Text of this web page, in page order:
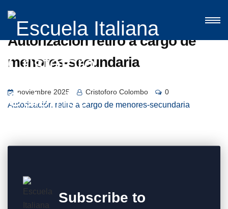
Autorización retiro a cargo de
menores-secundaria
noviembre 2025 Cristoforo Colombo 0
Autorización retiro a cargo de menores-secundaria
Subscribe to